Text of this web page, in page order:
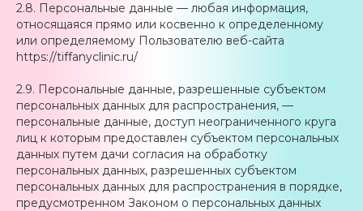
2.8. Персональные данные — любая информация,
относящаяся прямо или косвенно к определенному
или определяемому Пользователю веб-сайта
https://tiffanyclinic.ru/
2.9. Персональные данные, разрешенные субъектом
персональных данных для распространения, —
персональные данные, доступ неограниченного круга
лиц к которым предоставлен субъектом персональных
данных путем дачи согласия на обработку
персональных данных, разрешенных субъектом
персональных данных для распространения в порядке,
предусмотренном Законом о персональных данных